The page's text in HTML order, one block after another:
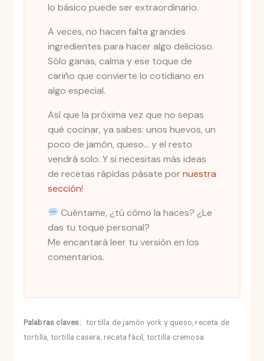
lo básico puede ser extraordinario.
A veces, no hacen falta grandes
ingredientes para hacer algo delicioso.
Sólo ganas, calma y ese toque de
cariño que convierte lo cotidiano en
algo especial.
Así que la próxima vez que no sepas
qué cocinar, ya sabes: unos huevos, un
poco de jamón, queso… y el resto
vendrá solo. Y si necesitas más ideas
de recetas rápidas pásate pornuestra
sección!
Cuéntame, ¿tú cómo la haces? ¿Le
das tu toque personal?
Me encantará leer tu versión en los
comentarios.
Palabras claves: tortilla de jamón york y queso, receta de
tortilla, tortilla casera, receta fácil, tortilla cremosa